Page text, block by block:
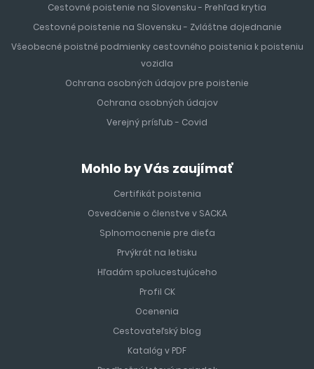
Cestovné poistenie na Slovensku - Prehľad krytia
Cestovné poistenie na Slovensku - Zvláštne dojednanie
Všeobecné poistné podmienky cestovného poistenia k poisteniu
vozidla
Ochrana osobných údajov pre poistenie
Ochrana osobných údajov
Verejný prísľub - Covid
Mohlo by Vás zaujímať
Certifikát poistenia
Osvedčenie o členstve v SACKA
Splnomocnenie pre dieťa
Prvýkrát na letisku
Hľadám spolucestujúceho
Profil CK
Ocenenia
Cestovateľský blog
Katalóg v PDF